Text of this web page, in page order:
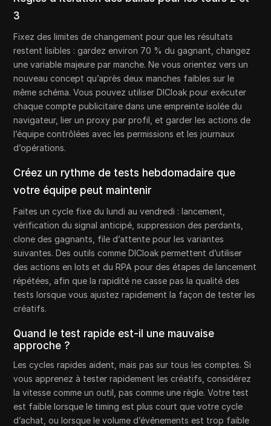
3
Fixez des limites de changement pour que les résultats
restent lisibles : gardez environ 70 % du gagnant, changez
une variable majeure par manche. Ne vous orientez vers un
nouveau concept qu’après deux manches faibles sur le
même schéma. Vous pouvez utiliser DICloak pour exécuter
chaque compte publicitaire dans une empreinte isolée du
navigateur, lier un proxy par profil, et garder les actions de
l’équipe contrôlées avec les permissions et les journaux
d’opérations.
Créez un rythme de tests hebdomadaire que
votre équipe peut maintenir
Faites un cycle fixe du lundi au vendredi : lancement,
vérification du signal anticipé, suppression des perdants,
clone des gagnants, file d’attente pour les variantes
suivantes. Des outils comme DICloak permettent d’utiliser
des actions en lots et du RPA pour des étapes de lancement
répétées, afin que la rapidité ne casse pas la qualité des
tests lorsque vous ajustez rapidement la façon de tester les
créatifs.
Quand le test rapide est-il une mauvaise
approche ?
Les cycles rapides aident, mais pas sur tous les comptes. Si
vous apprenez à tester rapidement les créatifs, considérez
la vitesse comme un outil, pas comme une règle. Votre test
est faible lorsque le timing est plus court que votre cycle
d’achat, ou lorsque le volume d’événements est trop faible